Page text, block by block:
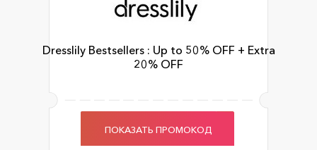
Dresslily Bestsellers : Up to 50% OFF + Extra
20% OFF
ПОКАЗАТЬ ПРОМОКОД